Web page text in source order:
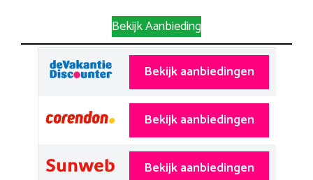
Bekijk Aanbieding
Bekijk aanbiedingen
Bekijk aanbiedingen
Bekijk aanbiedingen